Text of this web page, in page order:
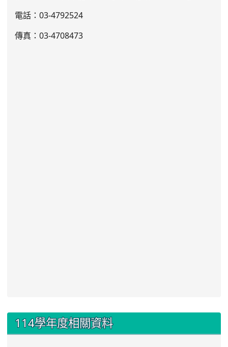
電話：03-4792524
傳真：03-4708473
::: 114學年度相關資料